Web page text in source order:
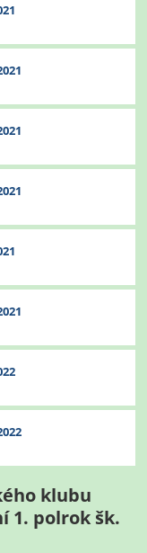
klubu
1. polrok šk.